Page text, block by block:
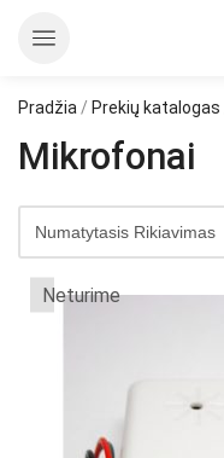
Pradžia / Prekių katalogas
Mikrofonai
Neturime